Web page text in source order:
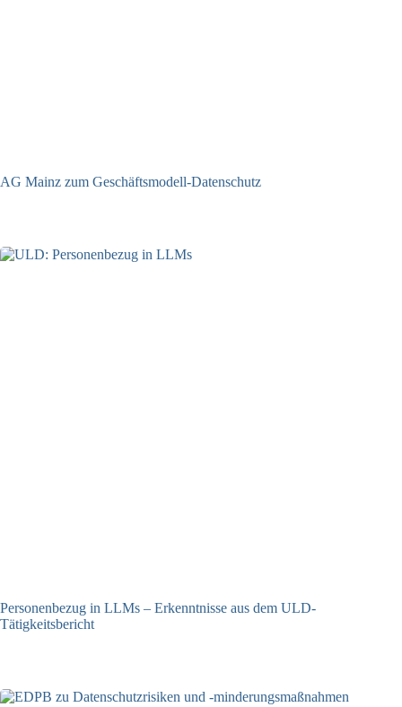
AG Mainz zum Geschäftsmodell-Datenschutz
Personenbezug in LLMs – Erkenntnisse aus dem ULD-
Tätigkeitsbericht